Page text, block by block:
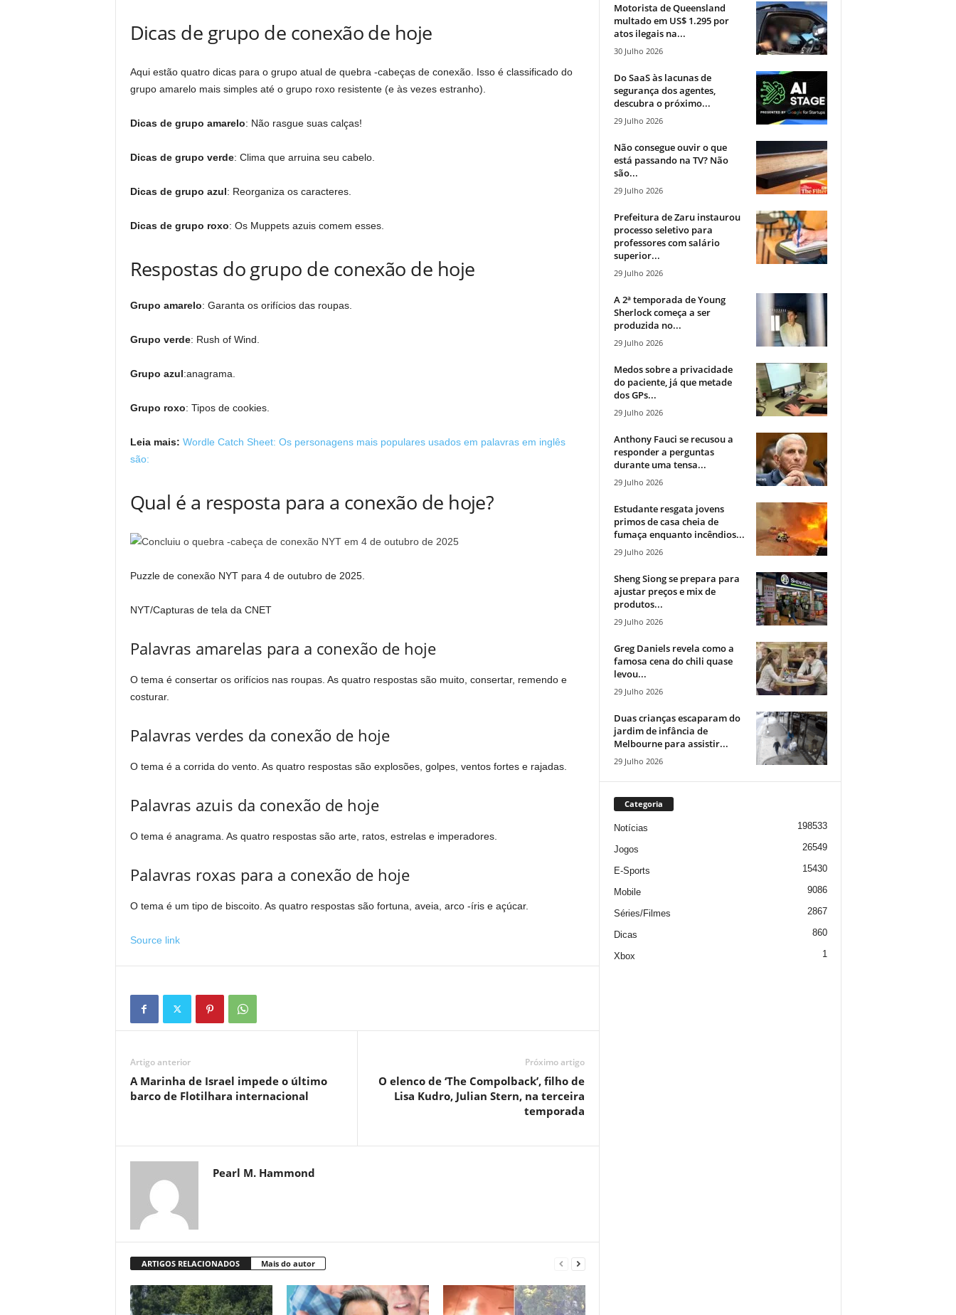
Dicas de grupo de conexão de hoje
Aqui estão quatro dicas para o grupo atual de quebra -cabeças de conexão. Isso é classificado do
grupo amarelo mais simples até o grupo roxo resistente (e às vezes estranho).
Dicas de grupo amarelo: Não rasgue suas calças!
Dicas de grupo verde: Clima que arruina seu cabelo.
Dicas de grupo azul: Reorganiza os caracteres.
Dicas de grupo roxo: Os Muppets azuis comem esses.
Respostas do grupo de conexão de hoje
Grupo amarelo: Garanta os orifícios das roupas.
Grupo verde: Rush of Wind.
Grupo azul:anagrama.
Grupo roxo: Tipos de cookies.
Leia mais: Wordle Catch Sheet: Os personagens mais populares usados ​​em palavras em inglês
são:
Qual é a resposta para a conexão de hoje?
Puzzle de conexão NYT para 4 de outubro de 2025.
NYT/Capturas de tela da CNET
Palavras amarelas para a conexão de hoje
O tema é consertar os orifícios nas roupas. As quatro respostas são muito, consertar, remendo e
costurar.
Palavras verdes da conexão de hoje
O tema é a corrida do vento. As quatro respostas são explosões, golpes, ventos fortes e rajadas.
Palavras azuis da conexão de hoje
O tema é anagrama. As quatro respostas são arte, ratos, estrelas e imperadores.
Palavras roxas para a conexão de hoje
O tema é um tipo de biscoito. As quatro respostas são fortuna, aveia, arco -íris e açúcar.
Source link
Artigo anterior
A Marinha de Israel impede o último
barco de Flotilhara internacional
Próximo artigo
O elenco de ‘The Compolback’, filho de
Lisa Kudro, Julian Stern, na terceira
temporada
Pearl M. Hammond
ARTIGOS RELACIONADOS Mais do autor
Motorista de Queensland
multado em US$ 1.295 por
atos ilegais na...
30 Julho 2026
Do SaaS às lacunas de
segurança dos agentes,
descubra o próximo...
29 Julho 2026
Não consegue ouvir o que
está passando na TV? Não
são...
29 Julho 2026
Prefeitura de Zaru instaurou
processo seletivo para
professores com salário
superior...
29 Julho 2026
A 2ª temporada de Young
Sherlock começa a ser
produzida no...
29 Julho 2026
Medos sobre a privacidade
do paciente, já que metade
dos GPs...
29 Julho 2026
Anthony Fauci se recusou a
responder a perguntas
durante uma tensa...
29 Julho 2026
Estudante resgata jovens
primos de casa cheia de
fumaça enquanto incêndios...
29 Julho 2026
Sheng Siong se prepara para
ajustar preços e mix de
produtos...
29 Julho 2026
Greg Daniels revela como a
famosa cena do chili quase
levou...
29 Julho 2026
Duas crianças escaparam do
jardim de infância de
Melbourne para assistir...
29 Julho 2026
Categoria
Notícias 198533
Jogos 26549
E-Sports 15430
Mobile 9086
Séries/Filmes 2867
Dicas 860
Xbox 1